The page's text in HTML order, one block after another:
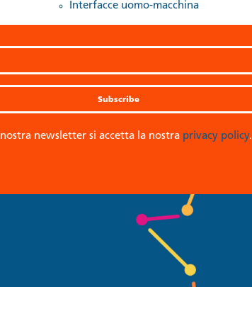
Interfacce uomo-macchina
newsletter si accetta la nostra privacy policy.